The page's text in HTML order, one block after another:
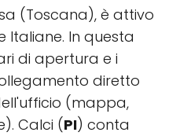
(Toscana), è attivo
Italiane. In questa
di apertura e i
diretto
(mappa,
Calci (PI) conta